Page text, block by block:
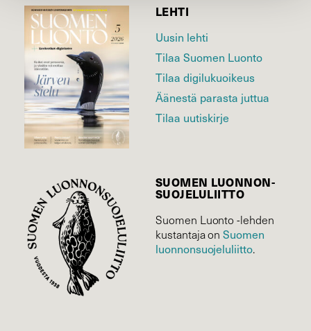
LEHTI
Uusin lehti
Tilaa Suomen Luonto
Tilaa digilukuoikeus
Äänestä parasta juttua
Tilaa uutiskirje
SUOMEN LUONNON­
SUOJELU­LIITTO
Suomen Luonto -lehden
kustantaja onSuomen
luonnonsuojelu­liitto.